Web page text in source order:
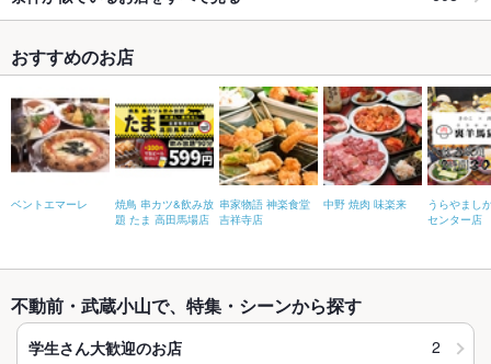
おすすめのお店
ベントエマーレ
焼鳥 串カツ&飲み放
題 たま 高田馬場店
串家物語 神楽食堂
吉祥寺店
中野 焼肉 味楽来
うらやまし
センター店
不動前・武蔵小山で、特集・シーンから探す
学生さん大歓迎のお店 2